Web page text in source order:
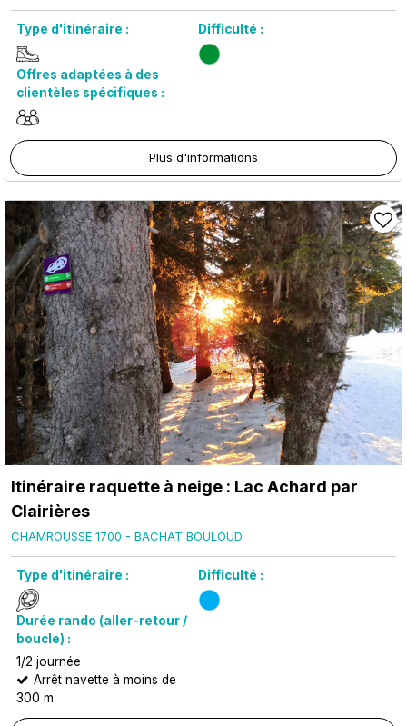
Type d'itinéraire : Difficulté :
Offres adaptées à des
clientèles spécifiques :
Plus d'informations
Itinéraire raquette à neige : Lac Achard par
Clairières
CHAMROUSSE 1700 - BACHAT BOULOUD
Type d'itinéraire : Difficulté :
Durée rando (aller-retour /
boucle) :
1/2 journée
Arrêt navette à moins de
300 m